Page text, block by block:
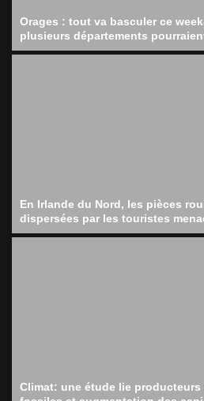
Orages : tout va basculer ce
plusieurs départements
En Irlande du Nord, les pièces
dispersées par les touristes
Climat: une étude lie producteurs